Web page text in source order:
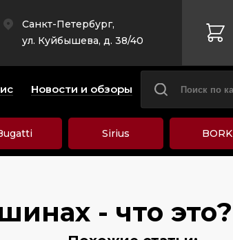
Санкт-Петербург,
ул. Куйбышева, д. 38/40
Новости и обзоры
Sirius BORK
- что это?